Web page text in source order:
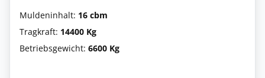
Muldeninhalt: 16 cbm
Tragkraft: 14400 Kg
Betriebsgewicht: 6600 Kg